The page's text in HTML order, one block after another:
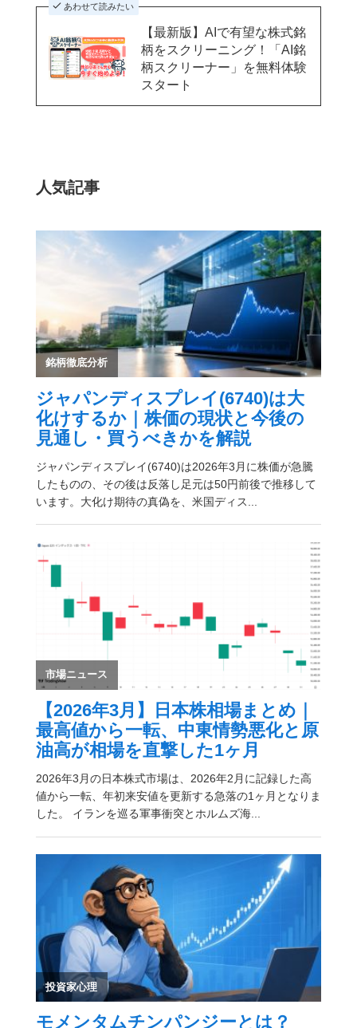
あわせて読みたい
【最新版】AIで有望な株式銘
柄をスクリーニング！「AI銘
柄スクリーナー」を無料体験
スタート
人気記事